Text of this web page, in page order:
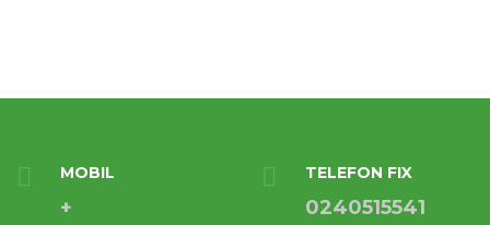
MOBIL
+
TELEFON FIX
0240515541